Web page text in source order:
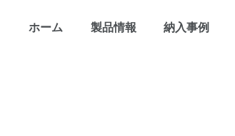
ホーム 製品情報 納入事例